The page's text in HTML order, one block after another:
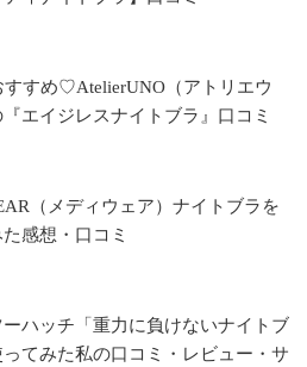
すすめ♡AtelierUNO（アトリエウ
エイジレスナイトブラ』口コミ
（メディウェア）ナイトブラを
感想・口コミ
ーハッチ「重力に負けないナイトブ
てみた私の口コミ・レビュー・サ